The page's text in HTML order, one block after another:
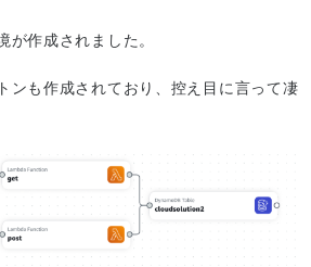
が作成されました。
ンも作成されており、控え目に言って凄